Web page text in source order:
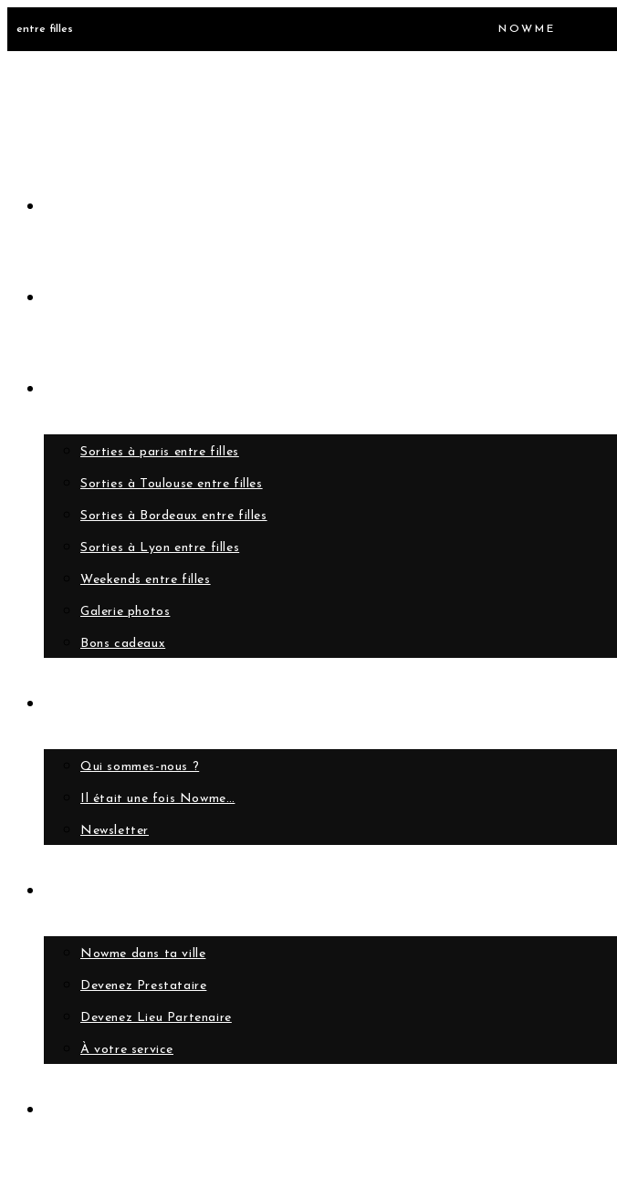
entre filles NOWME
Sorties à paris entre filles
Sorties à Toulouse entre filles
Sorties à Bordeaux entre filles
Sorties à Lyon entre filles
Weekends entre filles
Galerie photos
Bons cadeaux
Qui sommes-nous ?
Il était une fois Nowme…
Newsletter
Nowme dans ta ville
Devenez Prestataire
Devenez Lieu Partenaire
À votre service